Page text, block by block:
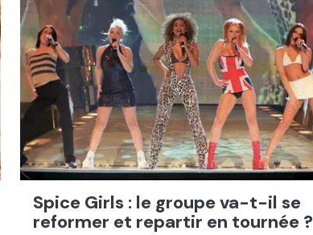
Spice Girls : le groupe va-t-il se
reformer et repartir en tournée ?